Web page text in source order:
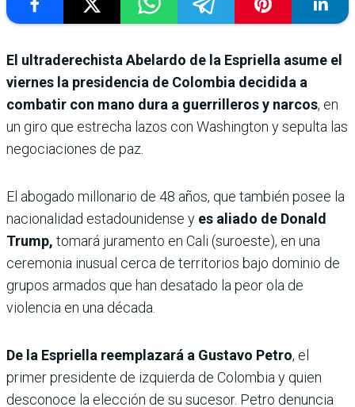
El ultraderechista Abelardo de la Espriella asume el
viernes la presidencia de Colombia decidida a
combatir con mano dura a guerrilleros y narcos, en
un giro que estrecha lazos con Washington y sepulta las
negociaciones de paz.
El abogado millonario de 48 años, que también posee la
nacionalidad estadounidense y es aliado de Donald
Trump, tomará juramento en Cali (suroeste), en una
ceremonia inusual cerca de territorios bajo dominio de
grupos armados que han desatado la peor ola de
violencia en una década.
De la Espriella reemplazará a Gustavo Petro, el
primer presidente de izquierda de Colombia y quien
desconoce la elección de su sucesor. Petro denuncia